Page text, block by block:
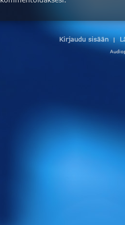
Kirjaudu sisään |